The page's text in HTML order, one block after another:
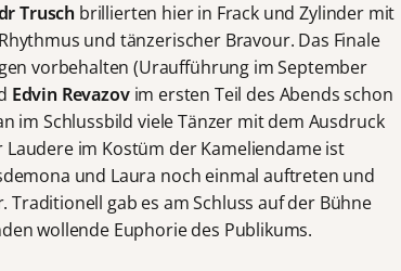
Trusch brillierten hier in Frack und Zylinder mit
und tänzerischer Bravour. Das Finale
vorbehalten (Uraufführung im September
Edvin Revazovim ersten Teil des Abends schon
im Schlussbild viele Tänzer mit dem Ausdruck
im Kostüm der Kameliendame ist
und Laura noch einmal auftreten und
gab es am Schluss auf der Bühne
wollende Euphorie des Publikums.